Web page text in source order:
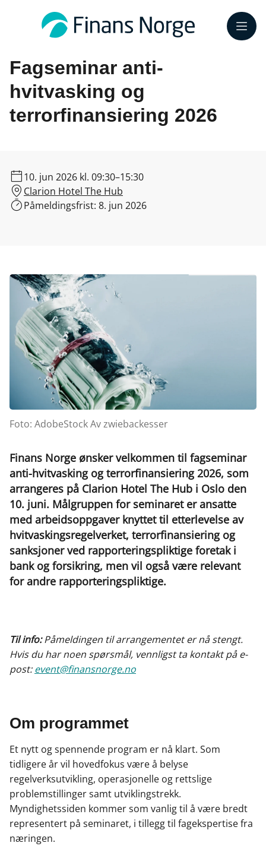
Meny
Fagseminar anti-
hvitvasking og
terrorfinansiering 2026
10. jun 2026 kl. 09:30–15:30
Clarion Hotel The Hub
Påmeldingsfrist: 8. jun 2026
Foto: AdobeStock Av zwiebackesser
Finans Norge ønsker velkommen til fagseminar
anti-hvitvasking og terrorfinansiering 2026, som
arrangeres på Clarion Hotel The Hub i Oslo den
10. juni. Målgruppen for seminaret er ansatte
med arbeidsoppgaver knyttet til etterlevelse av
hvitvaskingsregelverket, terrorfinansiering og
sanksjoner ved rapporteringspliktige foretak i
bank og forsikring, men vil også være relevant
for andre rapporteringspliktige.
Til info:Påmeldingen til arrangementet er nå stengt.
Hvis du har noen spørsmål, vennligst ta kontakt på e-
post:event@finansnorge.no
Om programmet
Et nytt og spennende program er nå klart. Som
tidligere år vil hovedfokus være å belyse
regelverksutvikling, operasjonelle og rettslige
problemstillinger samt utviklingstrekk.
Myndighetssiden kommer som vanlig til å være bredt
representert på seminaret, i tillegg til fagekspertise fra
næringen.